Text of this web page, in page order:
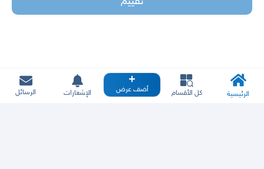
الرئيسية كل الأقسام أضف عرض الإشعارات الرسائل